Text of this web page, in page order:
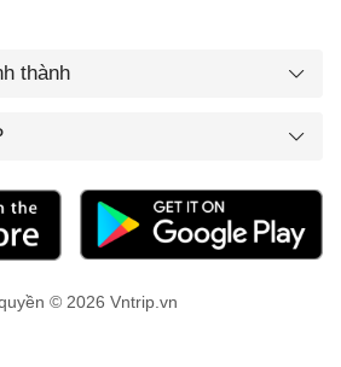
thành
© 2026 Vntrip.vn